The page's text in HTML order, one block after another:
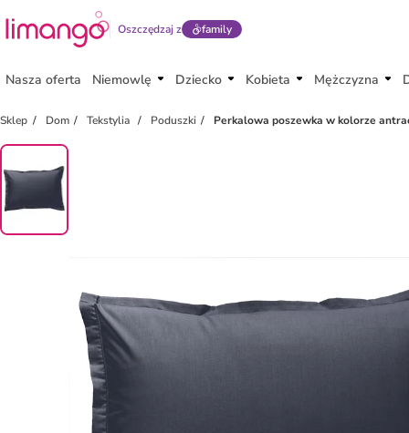
Oszczędzaj z family
Nasza oferta Niemowlę Dziecko Kobieta Mężczyzna
Sklep Dom Tekstylia Poduszki Perkalowa poszewka w kolorze
zniżka family